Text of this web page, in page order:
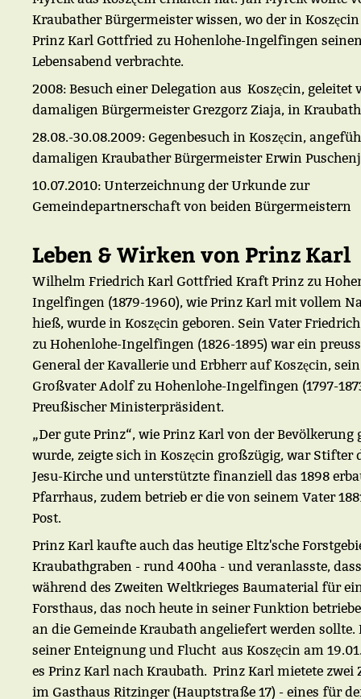
Kraubather Bürgermeister wissen, wo der in Koszęcin
Prinz Karl Gottfried zu Hohenlohe-Ingelfingen
Lebensabend verbrachte.
2008: Besuch einer Delegation aus Koszęcin, geleitet
damaligen Bürgermeister Grezgorz Ziaja, in
28.08.-30.08.2009: Gegenbesuch in Koszęcin,
damaligen Kraubather Bürgermeister Erwin
10.07.2010: Unterzeichnung der Urkunde zur
Gemeindepartnerschaft von beiden Bürgermeistern
Leben & Wirken von Prinz Karl
Wilhelm Friedrich Karl Gottfried Kraft Prinz zu
Ingelfingen (1879-1960), wie Prinz Karl mit vollem
hieß, wurde in Koszęcin geboren. Sein Vater
zu Hohenlohe-Ingelfingen (1826-1895) war ein
General der Kavallerie und Erbherr auf Koszęcin, sein
Großvater Adolf zu Hohenlohe-Ingelfingen (1797-
Preußischer Ministerpräsident.
„Der gute Prinz“, wie Prinz Karl von der Bevölkerung
wurde, zeigte sich in Koszęcin großzügig, war Stifter
Jesu-Kirche und unterstützte finanziell das 1898
Pfarrhaus, zudem betrieb er die von seinem Vater
Post.
Prinz Karl kaufte auch das heutige Eltz'sche
Kraubathgraben - rund 400ha - und veranlasste,
während des Zweiten Weltkrieges Baumaterial für
Forsthaus, das noch heute in seiner Funktion
an die Gemeinde Kraubath angeliefert werden sollte.
seiner Enteignung und Flucht aus Koszęcin am
es Prinz Karl nach Kraubath. Prinz Karl mietete zwei
im Gasthaus Ritzinger (Hauptstraße 17) - eines für